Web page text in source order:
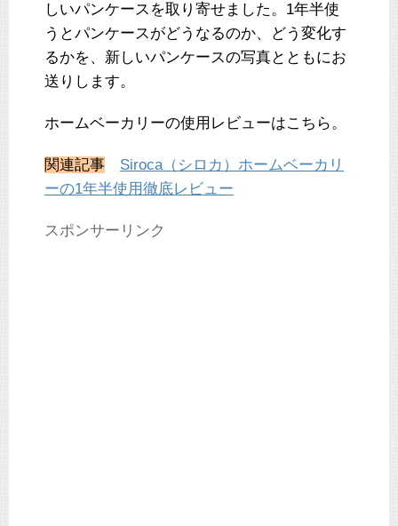
しいパンケースを取り寄せました。1年半使
うとパンケースがどうなるのか、どう変化す
るかを、新しいパンケースの写真とともにお
送りします。
ホームベーカリーの使用レビューはこちら。
関連記事
Siroca（シロカ）ホームベーカリ
ーの1年半使用徹底レビュー
スポンサーリンク